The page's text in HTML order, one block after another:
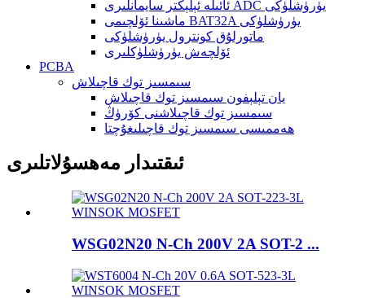
ئائىلە ئېلېكتر سايمانلىرى ADC يۈرۈشلۈكى
ماشىنا ئۆلچىمى BAT32A يۈرۈشلۈكى
ماتورلۇق كونترول يۈرۈشلۈكى
ئۆلچەش يۈرۈشلۈكلىرى
PCBA
سىمسىز توك قاچىلاش
يان تېلېفون سىمسىز توك قاچىلاش
سىمسىز توك قاچىلاشنى كۆرۈڭ
ھەممىسى سىمسىز توك قاچىلىغۇچتا
ئىقتىدار مەھسۇلاتلىرى
WSG02N20 N-Ch 200V 2A SOT-2 ...